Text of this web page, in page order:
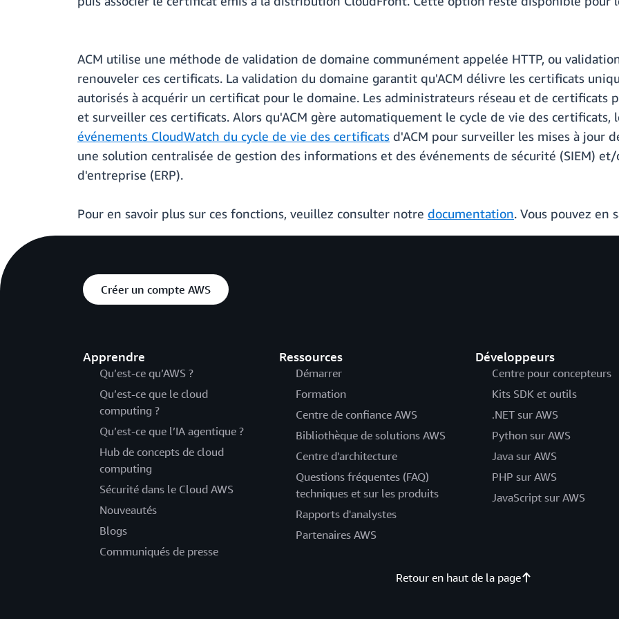
ACM utilise une méthode de validation de domaine communément appelée HTTP, ou
renouveler ces certificats. La validation du domaine garantit qu'ACM délivre les certificats
autorisés à acquérir un certificat pour le domaine. Les administrateurs réseau et de certificats
et surveiller ces certificats. Alors qu'ACM gère automatiquement le cycle de vie des
événements CloudWatch du cycle de vie des certificats d'ACM pour surveiller les mises à jour
une solution centralisée de gestion des informations et des événements de sécurité (SIEM)
d'entreprise (ERP).
Pour en savoir plus sur ces fonctions, veuillez consulter notre documentation. Vous pouvez en
Créer un compte AWS
Apprendre
Qu’est-ce qu’AWS ?
Qu’est-ce que le cloud
computing ?
Qu’est-ce que l’IA agentique ?
Hub de concepts de cloud
computing
Sécurité dans le Cloud AWS
Nouveautés
Blogs
Communiqués de presse
Ressources
Démarrer
Formation
Centre de confiance AWS
Bibliothèque de solutions AWS
Centre d'architecture
Questions fréquentes (FAQ)
techniques et sur les produits
Rapports d'analystes
Partenaires AWS
Développeurs
Centre pour concepteurs
Kits SDK et outils
.NET sur AWS
Python sur AWS
Java sur AWS
PHP sur AWS
JavaScript sur AWS
Retour en haut de la page